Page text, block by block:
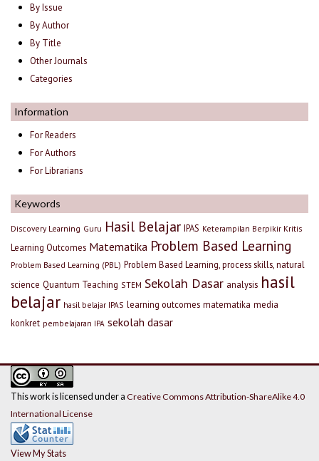
By Issue
By Author
By Title
Other Journals
Categories
Information
For Readers
For Authors
For Librarians
Keywords
Discovery Learning Guru Hasil Belajar IPAS Keterampilan Berpikir Kritis
Learning Outcomes Matematika Problem Based Learning
Problem Based Learning (PBL) Problem Based Learning, process skills, natural
science Quantum Teaching STEM Sekolah Dasar analysis hasil
belajar hasil belajar IPAS learning outcomes matematika media
konkret pembelajaran IPA sekolah dasar
This work is licensed under a Creative Commons Attribution-ShareAlike 4.0
International License
View My Stats